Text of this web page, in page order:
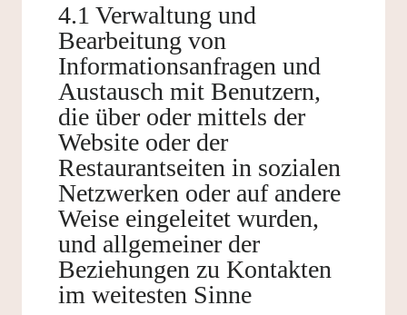
4.1 Verwaltung und
Bearbeitung von
Informationsanfragen und
Austausch mit Benutzern,
die über oder mittels der
Website oder der
Restaurantseiten in sozialen
Netzwerken oder auf andere
Weise eingeleitet wurden,
und allgemeiner der
Beziehungen zu Kontakten
im weitesten Sinne